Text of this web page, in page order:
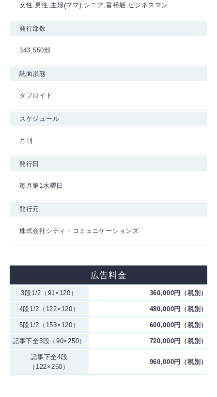
女性,男性,主婦(ママ),シニア,富裕層,ビジネスマン
発行部数
343,550部
誌面形態
タブロイド
スケジュール
月刊
発行日
毎月第1水曜日
発行元
株式会社シティ・コミュニケーションズ
広告料金
3段1/2（91×120） 360,000円（税別）
4段1/2（122×120） 480,000円（税別）
5段1/2（153×120） 600,000円（税別）
記事下全3段（90×250） 720,000円（税別）
記事下全4段
（122×250）
960,000円（税別）